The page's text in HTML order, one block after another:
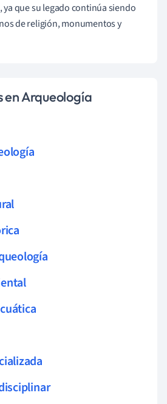
ya que su legado continúa siendo
de religión, monumentos y
en Arqueología